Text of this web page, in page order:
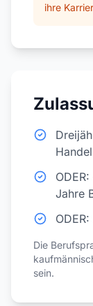
ihre
Jahre
Die
sein.